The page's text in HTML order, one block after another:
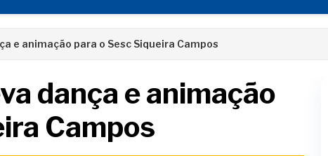
e animação para o Sesc Siqueira Campos
dança e animação
Campos